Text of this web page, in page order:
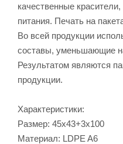
качественные
питания. Печать на
Во всей продукции
составы, уменьшающие
Результатом являются
продукции.
Характеристики:
Размер: 45х43+3х100
Материал: LDPE A6